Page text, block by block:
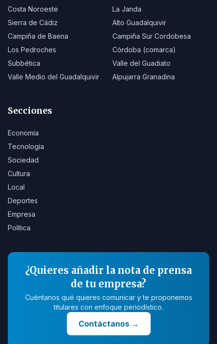
Costa Noroeste
La Janda
Sierra de Cádiz
Alto Guadalquivir
Campiña de Baena
Campiña Sur Cordobesa
Los Pedroches
Córdoba (comarca)
Subbética
Valle del Guadiato
Valle Medio del Guadalquivir
Alpujarra Granadina
Secciones
Economía
Tecnología
Sociedad
Cultura
Local
Deportes
Empresa
Política
¿Quieres añadir la nota de prensa
de tu empresa?
Cuéntanos qué quieres comunicar y te proponemos
titulares con enfoque periodístico.
Contáctanos→